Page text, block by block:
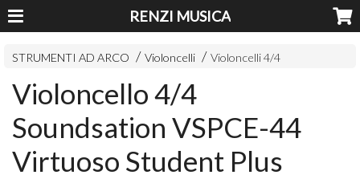
RENZI MUSICA
STRUMENTI AD ARCO Violoncelli Violoncelli 4/4
Violoncello 4/4
Soundsation VSPCE-44
Virtuoso Student Plus